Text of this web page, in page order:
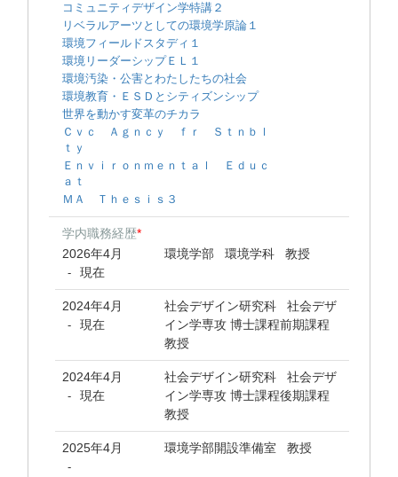
コミュニティデザイン学特講２
リベラルアーツとしての環境学原論１
環境フィールドスタディ１
環境リーダーシップＥＬ１
環境汚染・公害とわたしたちの社会
環境教育・ＥＳＤとシティズンシップ
世界を動かす変革のチカラ
Ｃｖｃ Ａｇｎｃｙ ｆｒ Ｓｔｎｂｌ
ｔｙ
Ｅｎｖｉｒｏｎｍｅｎｔａｌ Ｅｄｕｃ
ａｔ
ＭＡ Ｔｈｅｓｉｓ３
学内職務経歴*
2026年4月
- 現在
環境学部 環境学科 教授
2024年4月
- 現在
社会デザイン研究科 社会デザ
イン学専攻 博士課程前期課程
教授
2024年4月
- 現在
社会デザイン研究科 社会デザ
イン学専攻 博士課程後期課程
教授
2025年4月
-
環境学部開設準備室 教授